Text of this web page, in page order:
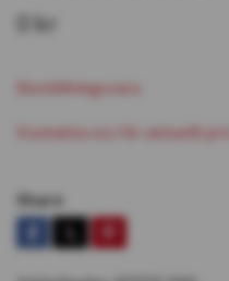
0 kr
Beställningsvara
Kontakta oss för aktuellt
Share